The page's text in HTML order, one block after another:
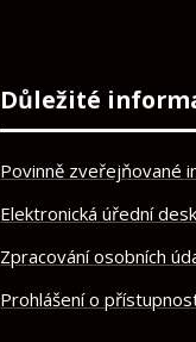
Důležité
Povinně zveřejňované
Elektronická úřední
Zpracování osobních
Prohlášení o